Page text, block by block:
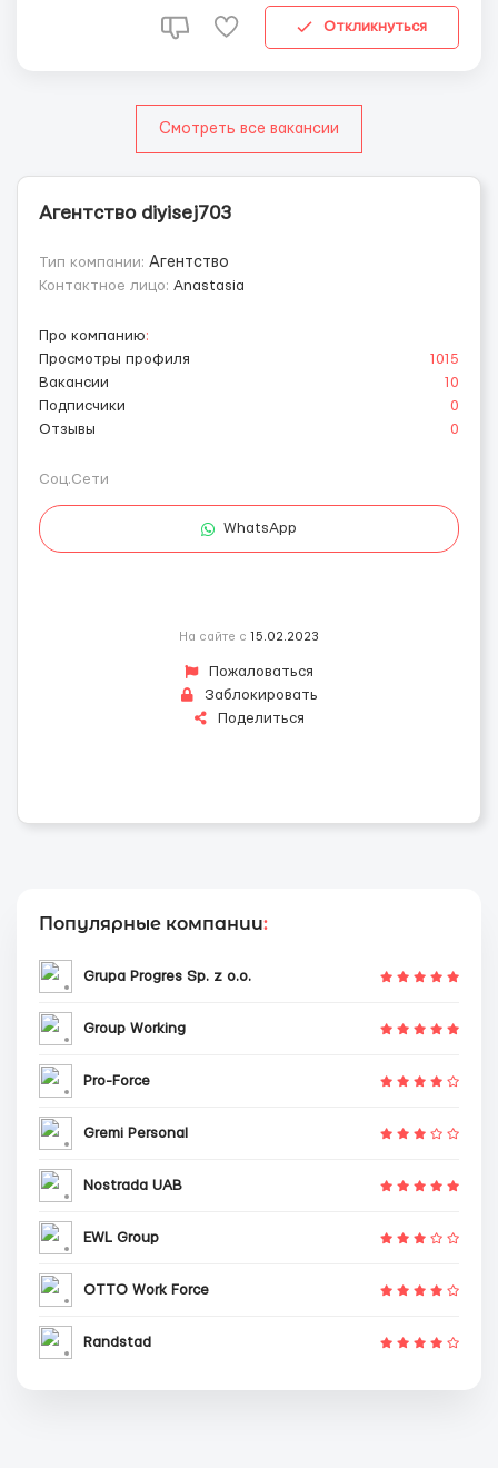
женщин, мужчин и детей марок Reebok, A...Откликнуться
Смотреть все вакансии
Агентство diyisej703
Тип компании: Агентство
Контактное лицо: Anastasia
Про компанию:
Просмотры профиля
1015
Вакансии
10
Подписчики
0
Отзывы
0
Соц.Сети
WhatsApp
На сайте с 15.02.2023
Пожаловаться
Заблокировать
Поделиться
Популярные компании:
Grupa Progres Sp. z o.o.
Group Working
Pro-Force
Gremi Personal
Nostrada UAB
EWL Group
OTTO Work Force
Randstad